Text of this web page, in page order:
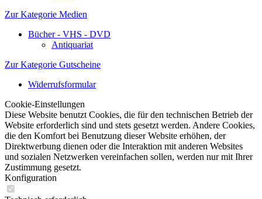
Zur Kategorie Medien
Bücher - VHS - DVD
Antiquariat
Zur Kategorie Gutscheine
Widerrufsformular
Cookie-Einstellungen
Diese Website benutzt Cookies, die für den technischen Betrieb der
Website erforderlich sind und stets gesetzt werden. Andere Cookies,
die den Komfort bei Benutzung dieser Website erhöhen, der
Direktwerbung dienen oder die Interaktion mit anderen Websites
und sozialen Netzwerken vereinfachen sollen, werden nur mit Ihrer
Zustimmung gesetzt.
Konfiguration